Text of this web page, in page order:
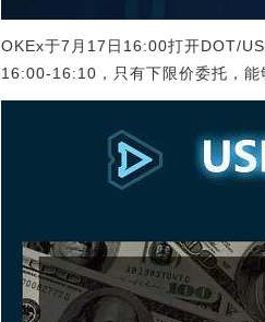
OKEx于7月17日16:00打开DOT/
16:00-16:10，只有下限价委托，